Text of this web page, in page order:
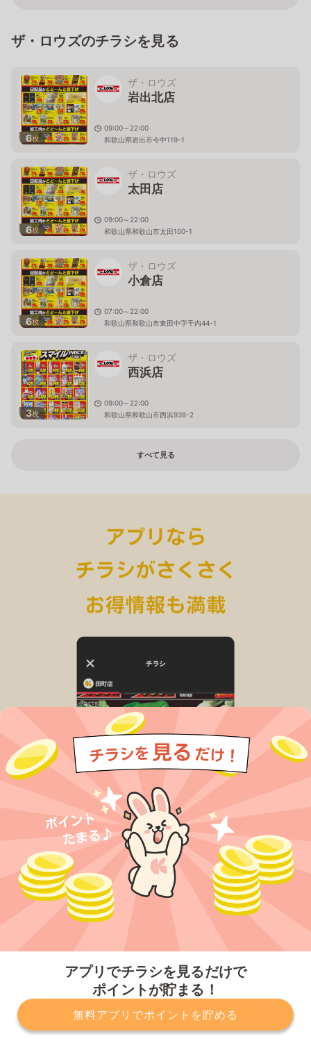
アプリでチラシを見るだけで
ポイントが貯まる！
無料アプリでポイントを貯める
ザ・ロウズのチラシを見る
6枚
ザ・ロウズ
岩出北店
09:00～22:00
和歌山県岩出市今中119-1
6枚
ザ・ロウズ
太田店
09:00～22:00
和歌山県和歌山市太田100-1
6枚
ザ・ロウズ
小倉店
07:00～22:00
和歌山県和歌山市東田中字千内44-1
3枚
ザ・ロウズ
西浜店
09:00～22:00
和歌山県和歌山市西浜938-2
すべて見る
プライバシーポリシー 利用規約
運営会社